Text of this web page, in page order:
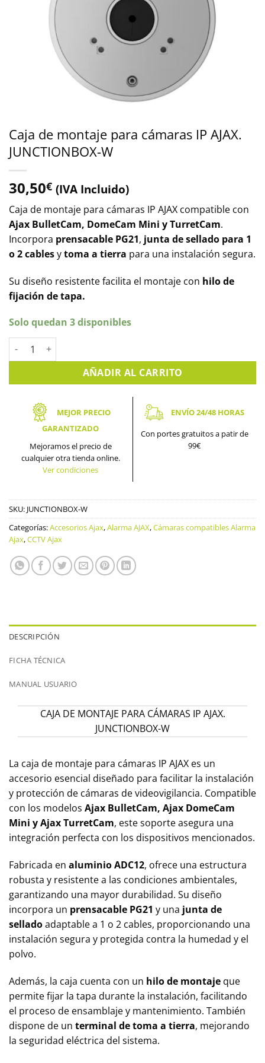
Caja de montaje para cámaras IP AJAX.
JUNCTIONBOX-W
30,50€ (IVA Incluido)
Caja de montaje para cámaras IP AJAX compatible con
Ajax BulletCam, DomeCam Mini y TurretCam.
Incorpora prensacable PG21, junta de sellado para 1
o 2 cablesytoma a tierra para una instalación segura.
Su diseño resistente facilita el montaje con hilo de
fijación de tapa.
Solo quedan 3 disponibles
Caja de montaje para cámaras IP AJAX. JUNCTIONBOX-W
AÑADIR AL CARRITO
MEJOR PRECIO
GARANTIZADO
Mejoramos el precio de
cualquier otra tienda online.
Ver condiciones
ENVÍO 24/48 HORAS
Con portes gratuitos a patir de
99€
SKU: JUNCTIONBOX-W
Categorías:Accesorios Ajax,Alarma AJAX,Cámaras compatibles Alarma
Ajax,CCTV Ajax
DESCRIPCIÓN
FICHA TÉCNICA
MANUAL USUARIO
CAJA DE MONTAJE PARA CÁMARAS IP AJAX.
JUNCTIONBOX-W
La caja de montaje para cámaras IP AJAX es un
accesorio esencial diseñado para facilitar la instalación
y protección de cámaras de videovigilancia. Compatible
con los modelos Ajax BulletCam, Ajax DomeCam
Mini y Ajax TurretCam, este soporte asegura una
integración perfecta con los dispositivos mencionados.
Fabricada en aluminio ADC12, ofrece una estructura
robusta y resistente a las condiciones ambientales,
garantizando una mayor durabilidad. Su diseño
incorpora un prensacable PG21 y una junta de
selladoadaptable a 1 o 2 cables, proporcionando una
instalación segura y protegida contra la humedad y el
polvo.
Además, la caja cuenta con un hilo de montaje que
permite fijar la tapa durante la instalación, facilitando
el proceso de ensamblaje y mantenimiento. También
dispone de un terminal de toma a tierra, mejorando
la seguridad eléctrica del sistema.